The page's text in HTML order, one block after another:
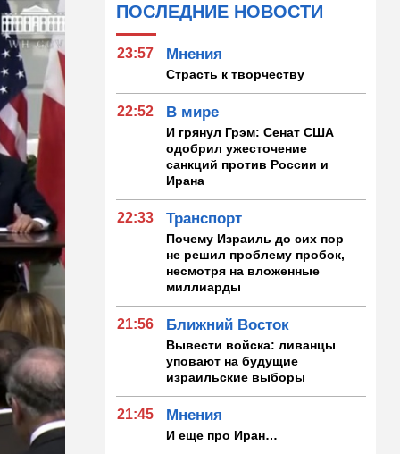
ПОСЛЕДНИЕ НОВОСТИ
23:57 Мнения
Страсть к творчеству
22:52 В мире
И грянул Грэм: Сенат США
одобрил ужесточение
санкций против России и
Ирана
22:33 Транспорт
Почему Израиль до сих пор
не решил проблему пробок,
несмотря на вложенные
миллиарды
21:56 Ближний Восток
Вывести войска: ливанцы
уповают на будущие
израильские выборы
21:45 Мнения
И еще про Иран…